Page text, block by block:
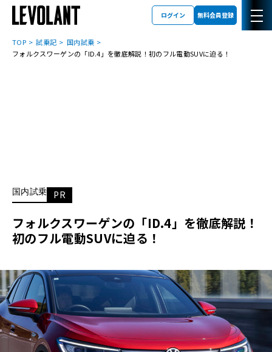
ログイン 無料会員登録
TOP 試乗記
国内試乗
フォルクスワーゲンの「ID.4」を徹底解説！初のフル電動SUVに迫る！
国内試乗 PR
フォルクスワーゲンの「ID.4」を徹底解説！
初のフル電動SUVに迫る！